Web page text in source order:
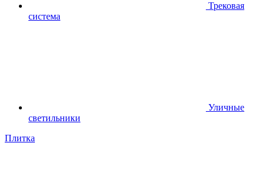
Трековая
система
Уличные
светильники
Плитка